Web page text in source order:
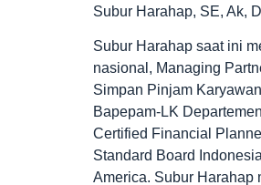
Subur Harahap, SE, Ak,
Subur Harahap saat ini
nasional, Managing
Simpan Pinjam
Bapepam-LK
Certified Financial
Standard Board
America. Subur Harahap